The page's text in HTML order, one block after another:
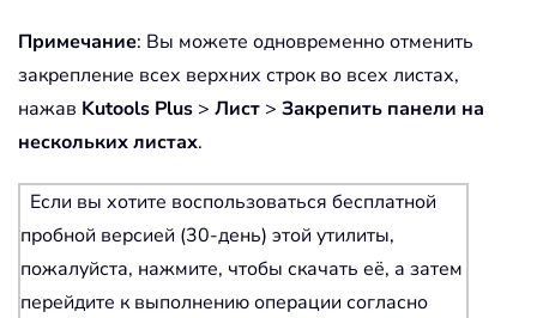
Примечание: Вы можете одновременно отменить
закрепление всех верхних строк во всех листах,
нажав Kutools Plus > Лист > Закрепить панели на
нескольких листах.
Если вы хотите воспользоваться бесплатной
пробной версией (30-день) этой утилиты,
пожалуйста, нажмите, чтобы скачать её, а затем
перейдите к выполнению операции согласно